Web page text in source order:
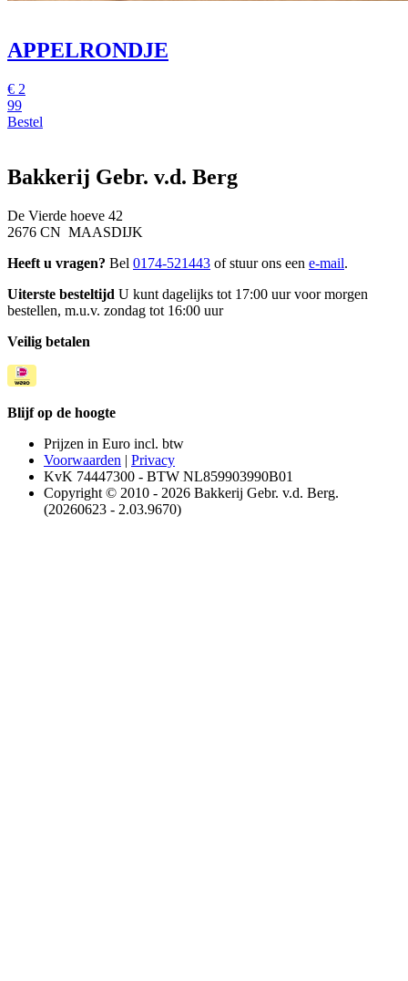
APPELRONDJE
€ 2
99
Bestel
Bakkerij Gebr. v.d. Berg
De Vierde hoeve 42
2676 CN MAASDIJK
Heeft u vragen? Bel 0174-521443 of stuur ons een e-mail.
Uiterste besteltijd U kunt dagelijks tot 17:00 uur voor morgen
bestellen, m.u.v. zondag tot 16:00 uur
Veilig betalen
Blijf op de hoogte
Prijzen in Euro incl. btw
Voorwaarden | Privacy
KvK 74447300 - BTW NL859903990B01
Copyright © 2010 - 2026 Bakkerij Gebr. v.d. Berg.
(20260623 - 2.03.9670)